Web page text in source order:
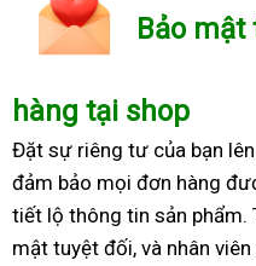
Bảo
hàng tại shop
Đặt sự riêng tư của bạn
đảm bảo mọi đơn hàng
tiết lộ thông tin sản phẩm.
mật tuyệt đối, và nhân